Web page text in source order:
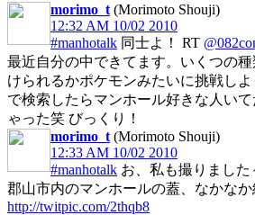
morimo_t (Morimoto Shouji)
12:32 AM 10/02 2010
#manhotalk 同士よ！ RT
最近自分の中できてます。いくつの
けられるかポケモンみたいに挑戦し
で検索したらマンホール好きな人い
ゃった笑 びっくり！
morimo_t (Morimoto Shouji)
12:33 AM 10/02 2010
#manhotalk お、私も撮りました
郡山市内のマンホールの蓋、なかなか
http://twitpic.com/2thqb8